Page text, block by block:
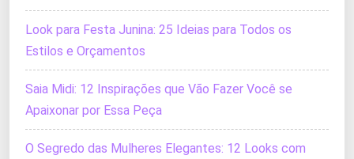
Look para Festa Junina: 25 Ideias para Todos os
Estilos e Orçamentos
Saia Midi: 12 Inspirações que Vão Fazer Você se
Apaixonar por Essa Peça
O Segredo das Mulheres Elegantes: 12 Looks com